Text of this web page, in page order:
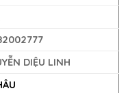
DIỆU LINH